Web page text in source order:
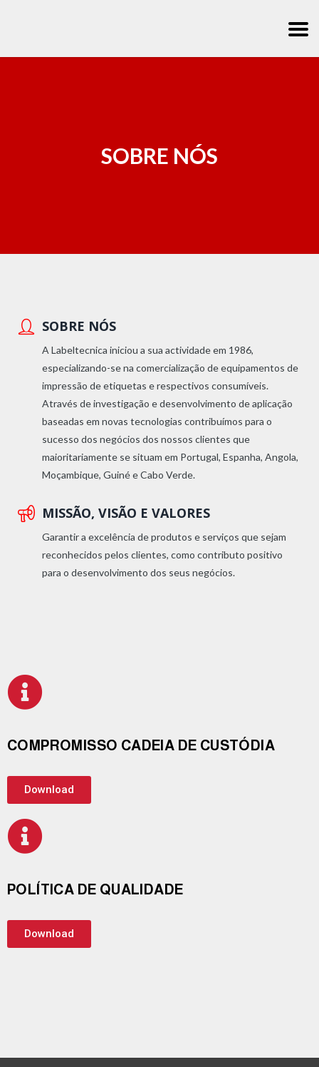
SOBRE NÓS
SOBRE NÓS
A Labeltecnica iniciou a sua actividade em 1986,
especializando-se na comercialização de equipamentos de
impressão de etiquetas e respectivos consumíveis.
Através de investigação e desenvolvimento de aplicação
baseadas em novas tecnologias contribuímos para o
sucesso dos negócios dos nossos clientes que
maioritariamente se situam em Portugal, Espanha, Angola,
Moçambique, Guiné e Cabo Verde.
MISSÃO, VISÃO E VALORES
Garantir a excelência de produtos e serviços que sejam
reconhecidos pelos clientes, como contributo positivo
para o desenvolvimento dos seus negócios.
COMPROMISSO CADEIA DE CUSTÓDIA
Download
POLÍTICA DE QUALIDADE
Download